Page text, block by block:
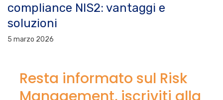
compliance NIS2: vantaggi e
soluzioni
5 marzo 2026
Resta informato sul Risk
Management, iscriviti alla